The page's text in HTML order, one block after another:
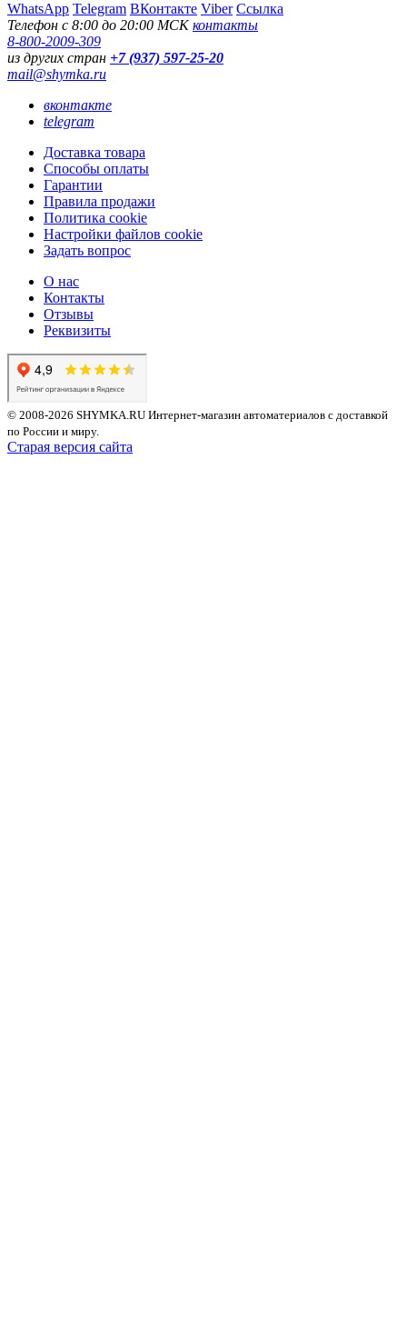
WhatsApp Telegram ВКонтакте Viber Ссылка
Телефон с 8:00 до 20:00 МСКконтакты
8-800-2009-309
из других стран +7 (937) 597-25-20
mail@shymka.ru
вконтакте
telegram
Доставка товара
Способы оплаты
Гарантии
Правила продажи
Политика cookie
Настройки файлов cookie
Задать вопрос
О нас
Контакты
Отзывы
Реквизиты
© 2008-2026 SHYMKA.RU Интернет-магазин автоматериалов с доставкой
по России и миру.
Старая версия сайта